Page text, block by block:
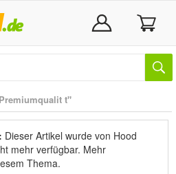
t"
Dieser Artikel wurde von Hood
mehr verfügbar. Mehr
Thema.